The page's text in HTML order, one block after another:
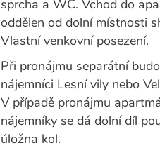
sprcha a WC. Vchod do
oddělen od dolní místnosti
Vlastní venkovní posezení.
Při pronájmu separátní
nájemníci Lesní vily nebo
V případě pronájmu
nájemníky se dá dolní díl
úložna kol.